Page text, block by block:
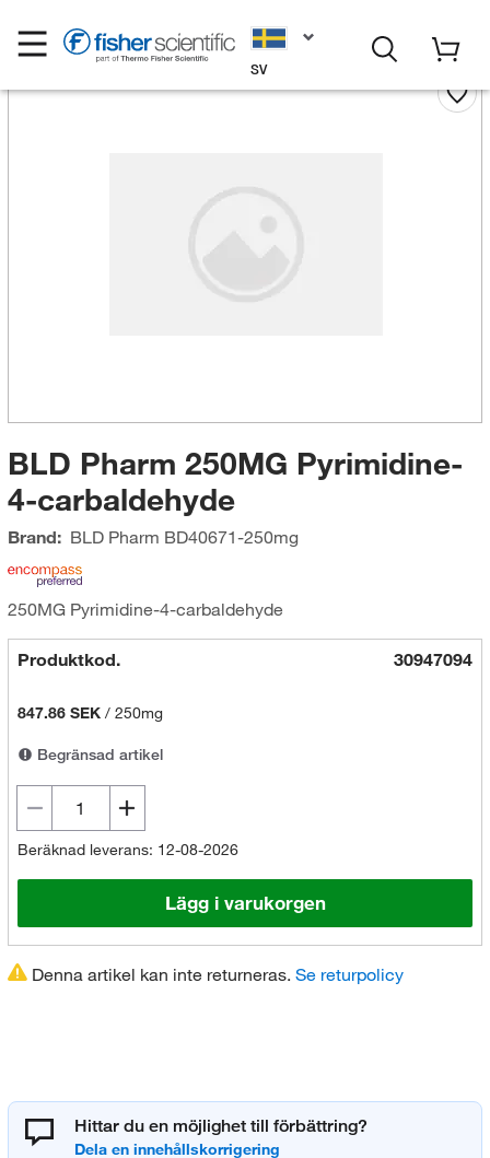
SV
BLD Pharm 250MG Pyrimidine-
4-carbaldehyde
Brand: BLD Pharm BD40671-250mg
250MG Pyrimidine-4-carbaldehyde
Produktkod. 30947094
847.86 SEK/ 250mg
Begränsad artikel
Beräknad leverans: 12-08-2026
Lägg i varukorgen
Denna artikel kan inte returneras. Se returpolicy
Hittar du en möjlighet till förbättring?